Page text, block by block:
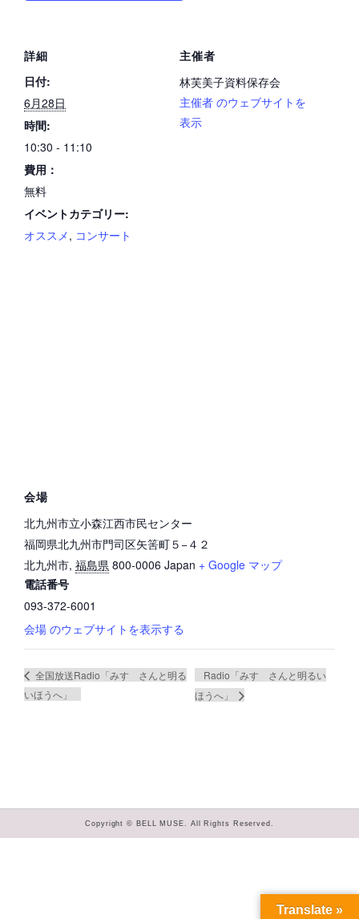
詳細
日付:
6月28日
時間:
10:30 - 11:10
費用：
無料
イベントカテゴリー:
オススメ, コンサート
主催者
林芙美子資料保存会
主催者 のウェブサイトを
表示
会場
北九州市立小森江西市民センター
福岡県北九州市門司区矢筈町５−４２
北九州市, 福島県 800-0006 Japan + Google マップ
電話番号
093-372-6001
会場 のウェブサイトを表示する
全国放送Radio「みすゞさんと明る
いほうへ」
Radio「みすゞさんと明るい
ほうへ」
Copyright © BELL MUSE. All Rights Reserved.
Translate »